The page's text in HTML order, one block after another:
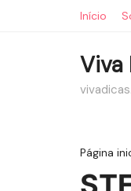
Início
Viva
Página